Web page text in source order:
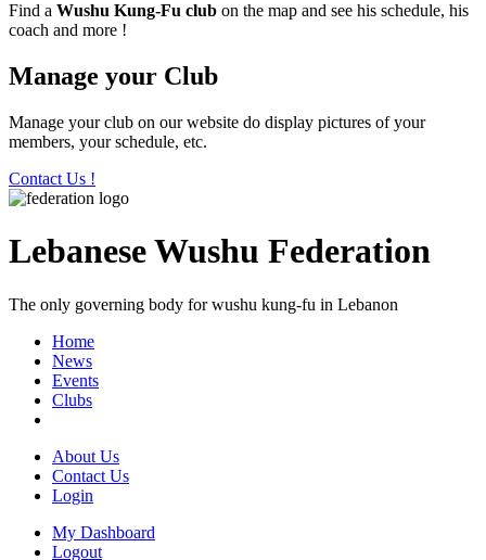
Find a Wushu Kung-Fu club on the map and see his schedule, his
coach and more !
Manage your Club
Manage your club on our website do display pictures of your
members, your schedule, etc.
Contact Us !
Lebanese Wushu Federation
The only governing body for wushu kung-fu in Lebanon
Home
News
Events
Clubs
About Us
Contact Us
Login
My Dashboard
Logout